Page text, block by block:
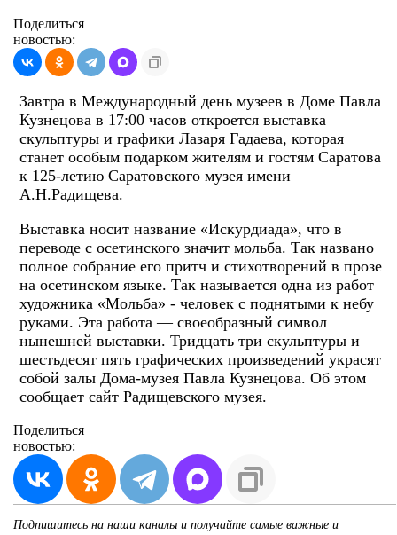
Поделиться
новостью:
Завтра в Международный день музеев в Доме Павла
Кузнецова в 17:00 часов откроется выставка
скульптуры и графики Лазаря Гадаева, которая
станет особым подарком жителям и гостям Саратова
к 125-летию Саратовского музея имени
А.Н.Радищева.
Выставка носит название «Искурдиада», что в
переводе с осетинского значит мольба. Так названо
полное собрание его притч и стихотворений в прозе
на осетинском языке. Так называется одна из работ
художника «Мольба» - человек с поднятыми к небу
руками. Эта работа — своеобразный символ
нынешней выставки. Тридцать три скульптуры и
шестьдесят пять графических произведений украсят
собой залы Дома-музея Павла Кузнецова. Об этом
сообщает сайт Радищевского музея.
Поделиться
новостью:
Подпишитесь на наши каналы и получайте самые важные и